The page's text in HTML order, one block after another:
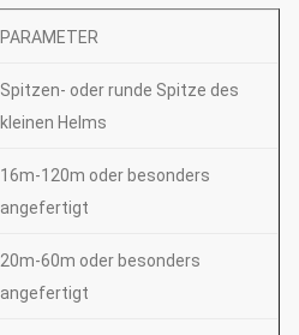
PARAMETER
Spitzen- oder runde Spitze des
kleinen Helms
16m-120m oder besonders
angefertigt
20m-60m oder besonders
angefertigt